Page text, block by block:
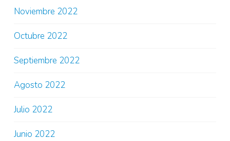
Noviembre 2022
Octubre 2022
Septiembre 2022
Agosto 2022
Julio 2022
Junio 2022